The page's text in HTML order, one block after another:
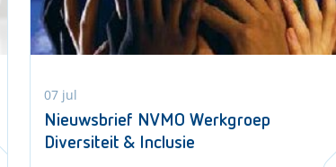
07 jul
Nieuwsbrief NVMO Werkgroep
Diversiteit & Inclusie